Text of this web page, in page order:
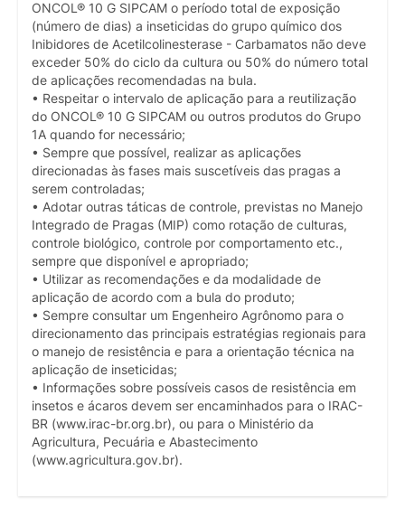
ONCOL® 10 G SIPCAM o período total de exposição
(número de dias) a inseticidas do grupo químico dos
Inibidores de Acetilcolinesterase - Carbamatos não deve
exceder 50% do ciclo da cultura ou 50% do número total
de aplicações recomendadas na bula.
• Respeitar o intervalo de aplicação para a reutilização
do ONCOL® 10 G SIPCAM ou outros produtos do Grupo
1A quando for necessário;
• Sempre que possível, realizar as aplicações
direcionadas às fases mais suscetíveis das pragas a
serem controladas;
• Adotar outras táticas de controle, previstas no Manejo
Integrado de Pragas (MIP) como rotação de culturas,
controle biológico, controle por comportamento etc.,
sempre que disponível e apropriado;
• Utilizar as recomendações e da modalidade de
aplicação de acordo com a bula do produto;
• Sempre consultar um Engenheiro Agrônomo para o
direcionamento das principais estratégias regionais para
o manejo de resistência e para a orientação técnica na
aplicação de inseticidas;
• Informações sobre possíveis casos de resistência em
insetos e ácaros devem ser encaminhados para o IRAC-
BR (www.irac-br.org.br), ou para o Ministério da
Agricultura, Pecuária e Abastecimento
(www.agricultura.gov.br).